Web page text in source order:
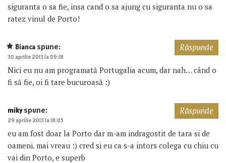
siguranta o sa fie, insa cand o sa ajung cu siguranta nu o sa
ratez vinul de Porto!
Bianca spune:
30 aprilie 2013 la 09:18
Nici eu nu am programată Portugalia acum, dar nah… când o
fi să fie, oi fi tare bucuroasă :)
Răspunde
miky spune:
29 aprilie 2013 la 18:05
eu am fost doar la Porto dar m-am indragostit de tara si de
oameni. mai vreau :) cred si eu ca s-a intors colega cu chiu cu
vai din Porto, e superb
Răspunde